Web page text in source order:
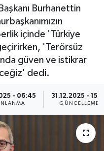
Burhanettin
içinde 'Türkiye
'Terörsüz
güven ve istikrar
dedi.
- 06:45 31.12.2025 -
GÜNCELLEME